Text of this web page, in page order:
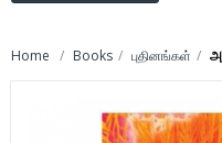
Home Books புதினங்கள்